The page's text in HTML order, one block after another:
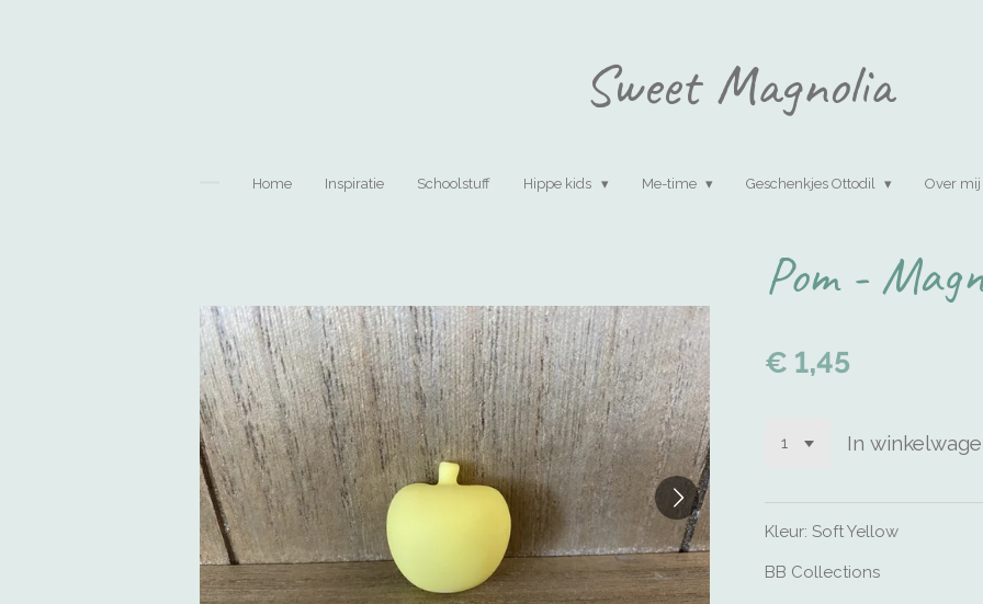
Sweet Magnolia
Home Inspiratie Schoolstuff Hippe kids Me-time Geschenkjes Ottodil Over mij
Pom -
€ 1,45
In
Kleur: Soft Yellow
BB Collections